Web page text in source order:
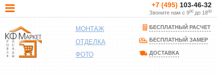
+7 (495) 103-46-32
Звоните нам с 900до 1800
МОНТАЖ
ОТДЕЛКА
ФОТО
БЕСПЛАТНЫЙ РАСЧЕТ
БЕСПЛАТНЫЙ ЗАМЕР
ДОСТАВКА